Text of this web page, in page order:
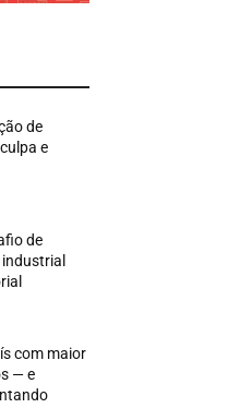
de
e
de
com maior
— e